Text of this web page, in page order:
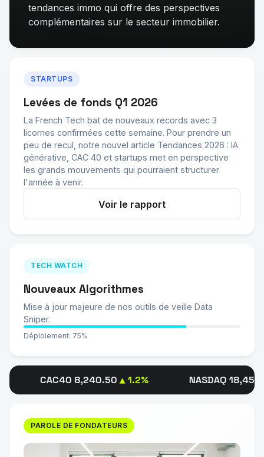
tendances immo qui offre des perspectives
complémentaires sur le secteur immobilier.
STARTUPS
Levées de fonds Q1 2026
La French Tech bat de nouveaux records avec 3
licornes confirmées cette semaine. Pour prendre un
peu de recul, notre nouvel article Tendances 2026 : IA
générative, CAC 40 et startups met en perspective
les grands mouvements qui pourraient structurer
l'année à venir.
Voir le rapport
TECH WATCH
Nouveaux Algorithmes
Mise à jour majeure de nos outils de veille Data
Sniper.
Déploiement: 75%
CAC40 8,240.50▲ 1.2% NASDAQ 18,450.10▲
PAROLE DE FONDATEURS